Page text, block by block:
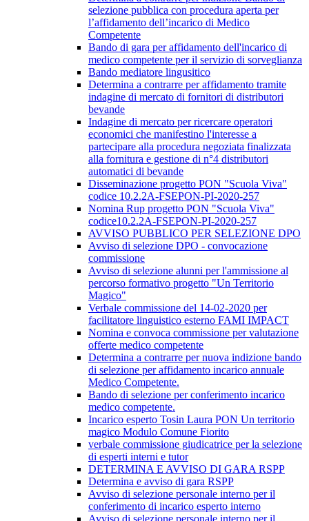
selezione pubblica con procedura aperta per
l’affidamento dell’incarico di Medico
Competente
Bando di gara per affidamento dell'incarico di
medico competente per il servizio di sorveglianza
Bando mediatore lingusitico
Determina a contrarre per affidamento tramite
indagine di mercato di fornitori di distributori
bevande
Indagine di mercato per ricercare operatori
economici che manifestino l'interesse a
partecipare alla procedura negoziata finalizzata
alla fornitura e gestione di n°4 distributori
automatici di bevande
Disseminazione progetto PON "Scuola Viva"
codice 10.2.2A-FSEPON-PI-2020-257
Nomina Rup progetto PON "Scuola Viva"
codice10.2.2A-FSEPON-PI-2020-257
AVVISO PUBBLICO PER SELEZIONE DPO
Avviso di selezione DPO - convocazione
commissione
Avviso di selezione alunni per l'ammissione al
percorso formativo progetto "Un Territorio
Magico"
Verbale commissione del 14-02-2020 per
facilitatore linguistico esterno FAMI IMPACT
Nomina e convoca commissione per valutazione
offerte medico competente
Determina a contrarre per nuova indizione bando
di selezione per affidamento incarico annuale
Medico Competente.
Bando di selezione per conferimento incarico
medico competente.
Incarico esperto Tosin Laura PON Un territorio
magico Modulo Comune Fiorito
verbale commissione giudicatrice per la selezione
di esperti interni e tutor
DETERMINA E AVVISO DI GARA RSPP
Determina e avviso di gara RSPP
Avviso di selezione personale interno per il
conferimento di incarico esperto interno